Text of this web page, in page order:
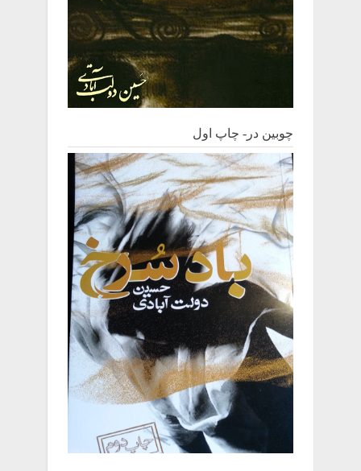
چوبین‌ در- چاپ اول